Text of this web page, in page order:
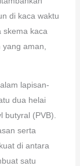
di kaca waktu
skema kaca
aman,
lapisan-
dua helai
butyral (PVB).
serta
di antara
satu